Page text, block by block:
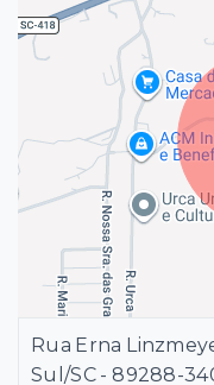
Rua Erna
Sul/SC - 89288-